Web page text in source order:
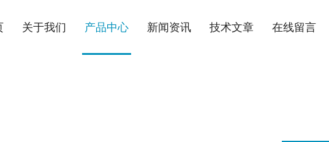
关于我们 产品中心 新闻资讯 技术文章 在线留言